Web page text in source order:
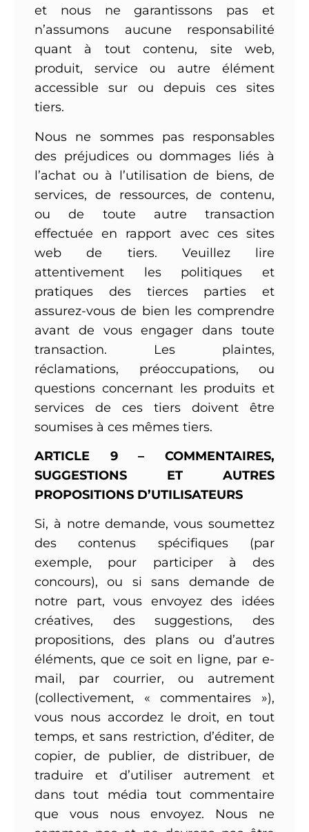
et nous ne garantissons pas et
n’assumons aucune responsabilité
quant à tout contenu, site web,
produit, service ou autre élément
accessible sur ou depuis ces sites
tiers.
Nous ne sommes pas responsables
des préjudices ou dommages liés à
l’achat ou à l’utilisation de biens, de
services, de ressources, de contenu,
ou de toute autre transaction
effectuée en rapport avec ces sites
web de tiers. Veuillez lire
attentivement les politiques et
pratiques des tierces parties et
assurez-vous de bien les comprendre
avant de vous engager dans toute
transaction. Les plaintes,
réclamations, préoccupations, ou
questions concernant les produits et
services de ces tiers doivent être
soumises à ces mêmes tiers.
ARTICLE 9 – COMMENTAIRES,
SUGGESTIONS ET AUTRES
PROPOSITIONS D’UTILISATEURS
Si, à notre demande, vous soumettez
des contenus spécifiques (par
exemple, pour participer à des
concours), ou si sans demande de
notre part, vous envoyez des idées
créatives, des suggestions, des
propositions, des plans ou d’autres
éléments, que ce soit en ligne, par e-
mail, par courrier, ou autrement
(collectivement, « commentaires »),
vous nous accordez le droit, en tout
temps, et sans restriction, d’éditer, de
copier, de publier, de distribuer, de
traduire et d’utiliser autrement et
dans tout média tout commentaire
que vous nous envoyez. Nous ne